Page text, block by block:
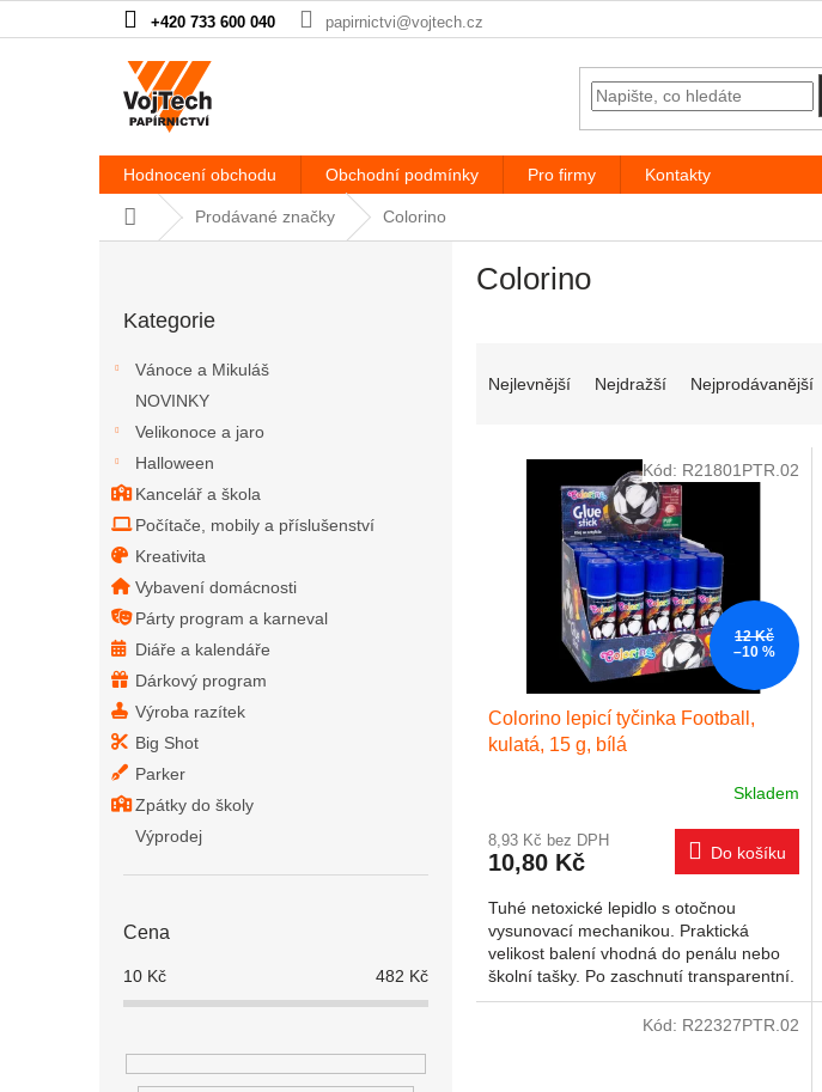
+420 733 600 040 papirnictvi@vojtech.cz
Hodnocení obchodu Obchodní podmínky Pro firmy Kontakty
Domů Prodávané značky Colorino
Kategorie
Vánoce a Mikuláš
NOVINKY
Velikonoce a jaro
Halloween
Kancelář a škola
Počítače, mobily a příslušenství
Kreativita
Vybavení domácnosti
Párty program a karneval
Diáře a kalendáře
Dárkový program
Výroba razítek
Big Shot
Parker
Zpátky do školy
Výprodej
Cena
10 Kč 482 Kč
Colorino
Nejlevnější Nejdražší Nejprodávanější
Výpis produktů
12 Kč
–10 %
Colorino lepicí tyčinka Football,
kulatá, 15 g, bílá
Skladem
8,93 Kč bez DPH
10,80 Kč Do košíku
Tuhé netoxické lepidlo s otočnou
vysunovací mechanikou. Praktická
velikost balení vhodná do penálu nebo
školní tašky. Po zaschnutí transparentní.
velikost: 15 g vhodné na:...
Kód: R21801PTR.02
Kód: R22327PTR.02